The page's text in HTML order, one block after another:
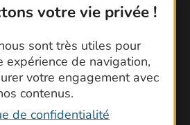
votre vie privée !
sont très utiles pour
expérience de navigation,
votre engagement avec
contenus.
de confidentialité
nous !
aux questions
Brochures